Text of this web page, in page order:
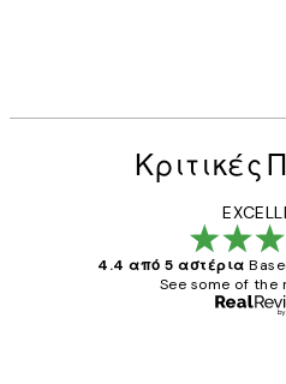
Κριτικές
4.4 από 5 αστέρια
See some of the